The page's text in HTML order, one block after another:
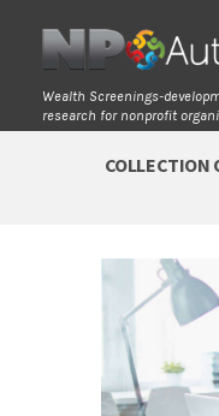
Wealth Screenings-
research for nonprofit
COLLECTION